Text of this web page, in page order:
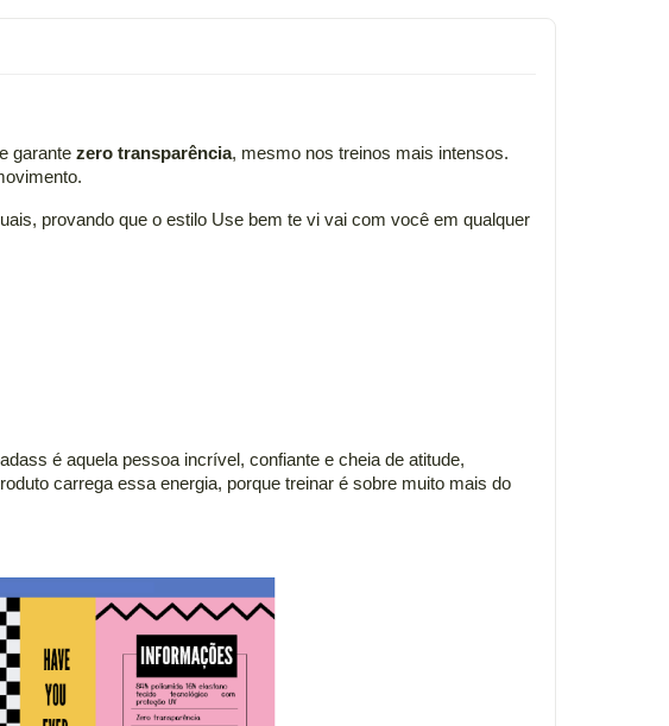
garante zero transparência, mesmo nos treinos mais intensos.
provando que o estilo Use bem te vi vai com você em qualquer
é aquela pessoa incrível, confiante e cheia de atitude,
carrega essa energia, porque treinar é sobre muito mais do